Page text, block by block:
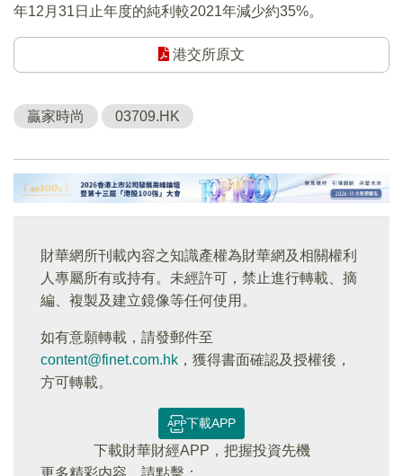
年12月31日止年度的純利較2021年減少約35%。
港交所原文
贏家時尚 03709.HK
財華網所刊載內容之知識產權為財華網及相關權利
人專屬所有或持有。未經許可，禁止進行轉載、摘
編、複製及建立鏡像等任何使用。
如有意願轉載，請發郵件至
content@finet.com.hk ，獲得書面確認及授權後，
方可轉載。
下載APP
下載財華財經APP，把握投資先機
更多精彩内容，請點擊：